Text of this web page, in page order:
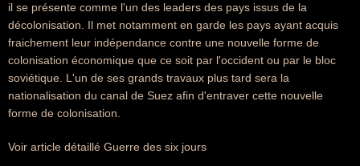
il se présente comme l'un des leaders des pays issus de la
décolonisation. Il met notamment en garde les pays ayant acquis
fraichement leur indépendance contre une nouvelle forme de
colonisation économique que ce soit par l'occident ou par le bloc
soviétique. L'un de ses grands travaux plus tard sera la
nationalisation du canal de Suez afin d'entraver cette nouvelle
forme de colonisation.
Voir article détaillé Guerre des six jours